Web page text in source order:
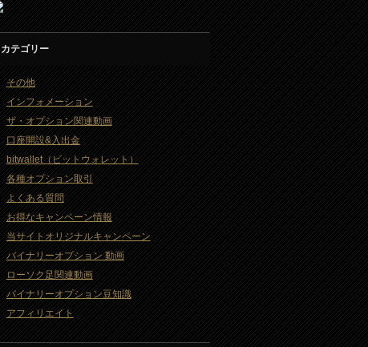
カテゴリー
その他
インフォメーション
ザ・オプション関連動画
口座開設&入出金
bitwallet（ビットウォレット）
各種オプション取引
よくある質問
お得なキャンペーン情報
当サイトオリジナルキャンペーン
バイナリーオプション 動画
ローソク足関連動画
バイナリーオプション豆知識
アフィリエイト